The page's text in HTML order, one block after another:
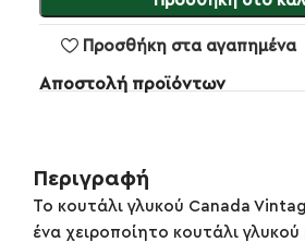
Προσθήκη στα αγαπημένα
Αποστολή προϊόντων
Περιγραφή
Το κουτάλι γλυκού Canada
ένα χειροποίητο κουτάλι